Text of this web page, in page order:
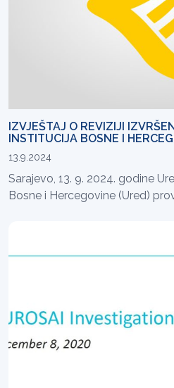
IZVJEŠTAJ O REVIZIJI
INSTITUCIJA BOSNE I
13.9.2024
Sarajevo, 13. 9. 2024. godine
Bosne i Hercegovine (Ured)